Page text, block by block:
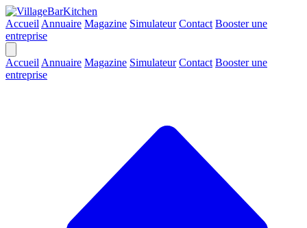
Accueil Annuaire Magazine Simulateur Contact Booster une
entreprise
Accueil Annuaire Magazine Simulateur Contact Booster une
entreprise